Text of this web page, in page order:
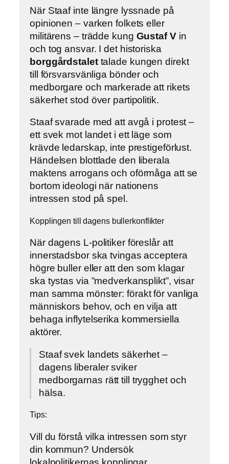
När Staaf inte längre lyssnade på
opinionen – varken folkets eller
militärens – trädde kung Gustaf Vin
och tog ansvar. I det historiska
borggårdstalettalade kungen direkt
till försvarsvänliga bönder och
medborgare och markerade att rikets
säkerhet stod över partipolitik.
Staaf svarade med att avgå i protest –
ett svek mot landet i ett läge som
krävde ledarskap, inte prestigeförlust.
Händelsen blottlade den liberala
maktens arrogans och oförmåga att se
bortom ideologi när nationens
intressen stod på spel.
Kopplingen till dagens bullerkonflikter
När dagens L-politiker föreslår att
innerstadsbor ska tvingas acceptera
högre buller eller att den som klagar
ska tystas via ”medverkansplikt”, visar
man samma mönster: förakt för vanliga
människors behov, och en vilja att
behaga inflytelserika kommersiella
aktörer.
Staaf svek landets säkerhet –
dagens liberaler sviker
medborgarnas rätt till trygghet och
hälsa.
Tips:
Vill du förstå vilka intressen som styr
din kommun? Undersök